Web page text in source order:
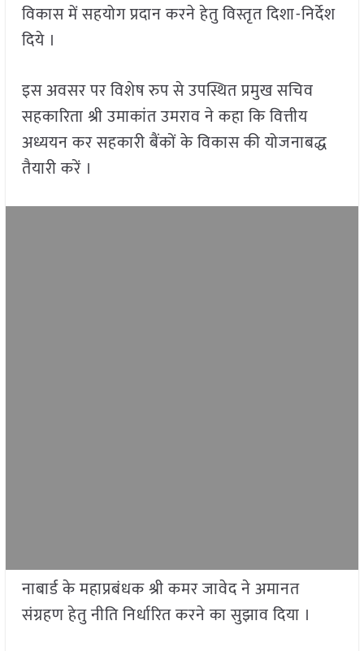
विकास में सहयोग प्रदान करने हेतु विस्तृत दिशा-निर्देश
दिये ।
इस अवसर पर विशेष रुप से उपस्थित प्रमुख सचिव
सहकारिता श्री उमाकांत उमराव ने कहा कि वित्तीय
अध्ययन कर सहकारी बैंकों के विकास की योजनाबद्ध
तैयारी करें ।
नाबार्ड के महाप्रबंधक श्री कमर जावेद ने अमानत
संग्रहण हेतु नीति निर्धारित करने का सुझाव दिया ।